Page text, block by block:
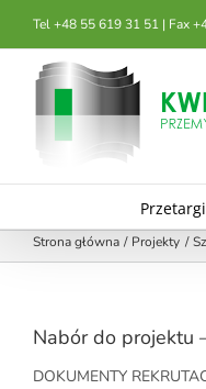
zawartości
Tel +48 55 619 31 51 | Fax
Strona główna Projekty
Nabór do projektu
DOKUMENTY